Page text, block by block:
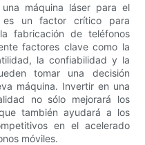
máquina láser para el
un factor crítico para
fabricación de teléfonos
factores clave como la
la confiabilidad y la
tomar una decisión
máquina. Invertir en una
no sólo mejorará los
también ayudará a los
en el acelerado
móviles.